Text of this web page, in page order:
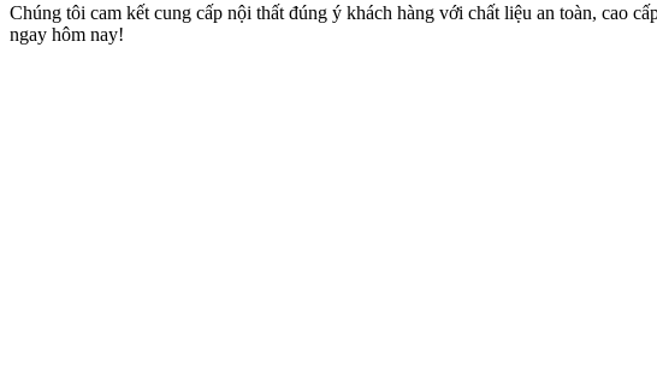
Chúng tôi cam kết cung cấp nội thất đúng ý khách hàng với chất liệu an toàn, cao
ngay hôm nay!